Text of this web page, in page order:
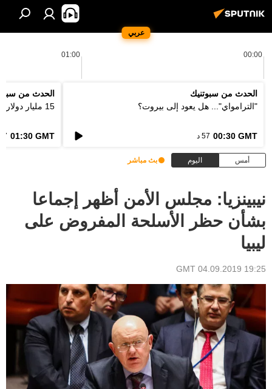
عربي
00:00
01:00
الحدث من سبوتنيك
"الترامواي"... هل يعود إلى بيروت؟
00:30 GMT 57 د
الحدث من
15 مليار دولار... كيف ستعالج اوروبا فاتورة الحرائق؟
01:30 GMT
57
أمس اليوم بث مباشر
نيبينزيا: مجلس الأمن أظهر إجماعا
بشأن حظر الأسلحة المفروض على
ليبيا
19:25 GMT 04.09.2019